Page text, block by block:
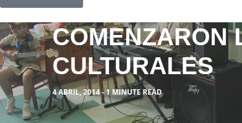
COMENZARON
CULTURALES
4 ABRIL, 2014 - 1 MINUTE READ